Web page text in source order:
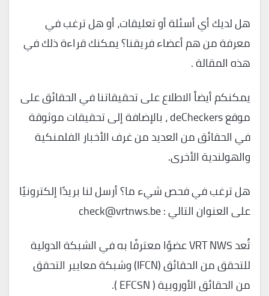
هل لديك أي أسئلة أو تعليقات، أو هل ترغب في
معرفة من هم أعضاء فريقنا؟ يمكنك قراءة ذلك في
هذه المقالة .
يمكنكم أيضاً الاطلاع على تحقيقاتنا في الحقائق على
موقع deCheckers ، بالإضافة إلى تحقيقات موثوقة
في الحقائق من العديد من غرف الأخبار الفلمنكية
والهولندية الأخرى.
هل ترغب في فحص شيء ما؟ أرسل لنا بريدًا إلكترونيًا
على العنوان التالي : check@vrtnws.be
تُعد VRT NWS عضوًا معترفًا به في الشبكة الدولية
للتحقق من الحقائق (IFCN) وشبكة معايير التحقق
من الحقائق الأوروبية ( EFCSN ).